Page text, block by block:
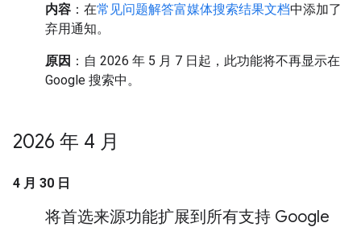
内容 ：在常见问题解答富媒体搜索结果文档中添加了
弃用通知。
原因 ：自 2026 年 5 月 7 日起，此功能将不再显示在
Google 搜索中。
2026 年 4 月
4 月 30 日
将首选来源功能扩展到所有支持 Google